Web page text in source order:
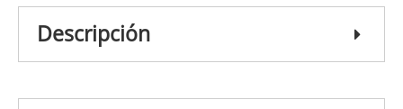
Descripción